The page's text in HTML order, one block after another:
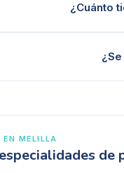
¿Cuánto
MELILLA
de